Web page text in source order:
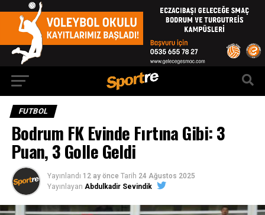
FUTBOL
Bodrum FK Evinde Fırtına Gibi: 3
Puan, 3 Golle Geldi
Yayınlandı 12 ay önce Tarih 24 Ağustos 2025
Yayınlayan Abdulkadir Sevindik